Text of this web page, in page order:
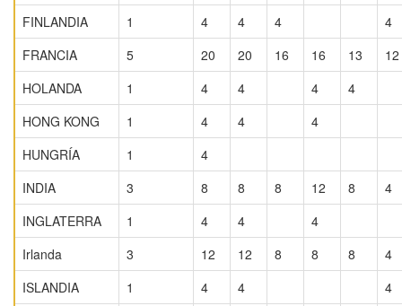
FINLANDIA 1 4 4 4
4
FRANCIA
5 20 20 16 16 13
12
HOLANDA
1 4 4 4
4
HONG KONG
1 4 4
4
HUNGRÍA
1
4
INDIA
3 8 8 8 12 8
4
INGLATERRA
1 4 4
4
Irlanda
3 12 12 8 8 8
4
ISLANDIA
1 4 4
4